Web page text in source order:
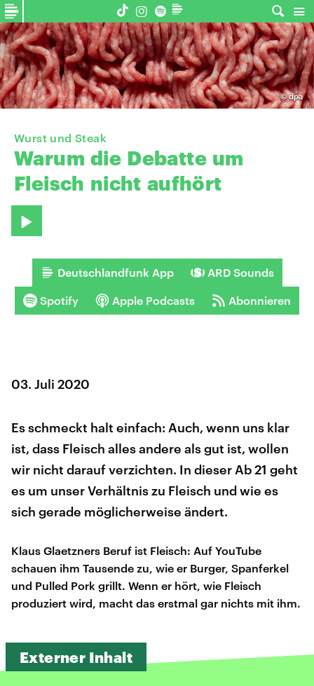
©dpa
Wurst und Steak
Warum die Debatte um
Fleisch nicht aufhört
Deutschlandfunk App ARD Sounds
Spotify Apple Podcasts Abonnieren
03. Juli 2020
Es schmeckt halt einfach: Auch, wenn uns klar
ist, dass Fleisch alles andere als gut ist, wollen
wir nicht darauf verzichten. In dieser Ab 21 geht
es um unser Verhältnis zu Fleisch und wie es
sich gerade möglicherweise ändert.
Klaus Glaetzners Beruf ist Fleisch: Auf YouTube
schauen ihm Tausende zu, wie er Burger, Spanferkel
und Pulled Pork grillt. Wenn er hört, wie Fleisch
produziert wird, macht das erstmal gar nichts mit ihm.
Externer Inhalt